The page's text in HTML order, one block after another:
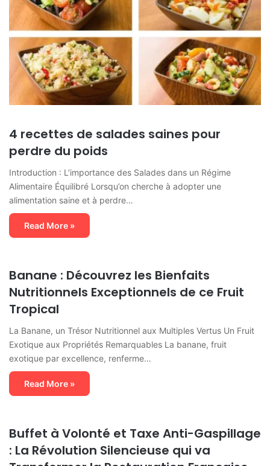
4 recettes de salades saines pour
perdre du poids
Introduction : L’importance des Salades dans un Régime
Alimentaire Équilibré Lorsqu’on cherche à adopter une
alimentation saine et à perdre…
Read More »
Banane : Découvrez les Bienfaits
Nutritionnels Exceptionnels de ce Fruit
Tropical
La Banane, un Trésor Nutritionnel aux Multiples Vertus Un Fruit
Exotique aux Propriétés Remarquables La banane, fruit
exotique par excellence, renferme…
Read More »
Buffet à Volonté et Taxe Anti-Gaspillage
: La Révolution Silencieuse qui va